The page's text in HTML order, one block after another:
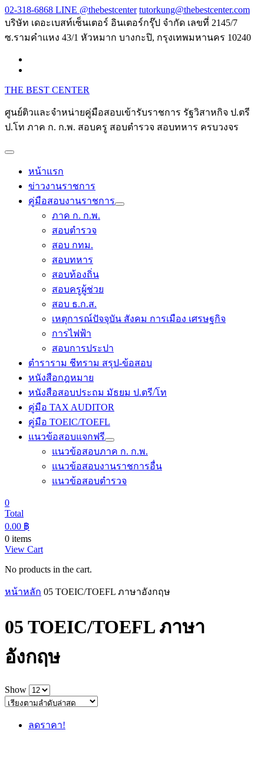
Skip
to
02-318-6868 LINE @thebestcenter tutorkung@thebestcenter.com
บริษัท เดอะเบสท์เซ็นเตอร์ อินเตอร์กรุ๊ป จำกัด เลขที่ 2145/7
ซ.รามคำแหง 43/1 หัวหมาก บางกะปิ, กรุงเทพมหานคร 10240
THE BEST CENTER
ศูนย์ติวและจำหน่ายคู่มือสอบเข้ารับราชการ รัฐวิสาหกิจ ป.ตรี
ป.โท ภาค ก. ก.พ. สอบครู สอบตำรวจ สอบทหาร ครบวงจร
หน้าแรก
ข่าวงานราชการ
คู่มือสอบงานราชการ
ภาค ก. ก.พ.
สอบตำรวจ
สอบ กทม.
สอบทหาร
สอบท้องถิ่น
สอบครูผู้ช่วย
สอบ ธ.ก.ส.
เหตุการณ์ปัจจุบัน สังคม การเมือง เศรษฐกิจ
การไฟฟ้า
สอบการประปา
ตำราราม ชีทราม สรุป-ข้อสอบ
หนังสือกฎหมาย
หนังสือสอบประถม มัธยม ป.ตรี/โท
คู่มือ TAX AUDITOR
คู่มือ TOEIC/TOEFL
แนวข้อสอบแจกฟรี
แนวข้อสอบภาค ก. ก.พ.
แนวข้อสอบงานราชการอื่น
แนวข้อสอบตำรวจ
0
Total
0.00 ฿
0 items
View Cart
No products in the cart.
หน้าหลัก 05 TOEIC/TOEFL ภาษาอังกฤษ
05 TOEIC/TOEFL ภาษา
อังกฤษ
Show
ลดราคา!